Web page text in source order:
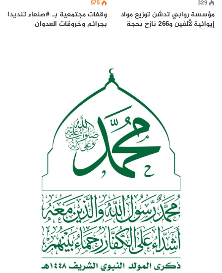
329
مؤسسة روابي تدشن توزيع مواد
إيوائية لألفين و266 نازح بحجة
575
وقفات مجتمعية بـ #صنعاء تنديدا
بجرائم وخروقات العدوان